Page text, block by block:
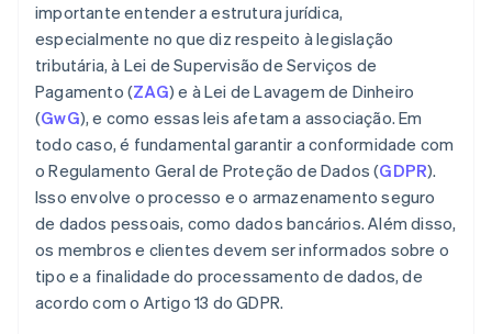
importante entender a estrutura jurídica,
especialmente no que diz respeito à legislação
tributária, à Lei de Supervisão de Serviços de
Pagamento (ZAG) e à Lei de Lavagem de Dinheiro
(GwG), e como essas leis afetam a associação. Em
todo caso, é fundamental garantir a conformidade com
o Regulamento Geral de Proteção de Dados (GDPR).
Isso envolve o processo e o armazenamento seguro
de dados pessoais, como dados bancários. Além disso,
os membros e clientes devem ser informados sobre o
tipo e a finalidade do processamento de dados, de
acordo com o Artigo 13 do GDPR.